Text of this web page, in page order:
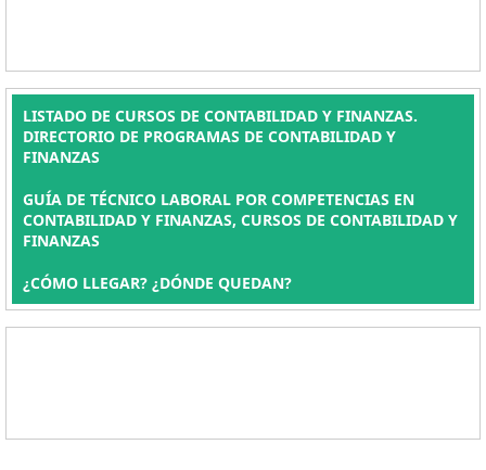
LISTADO DE CURSOS DE CONTABILIDAD Y FINANZAS.
DIRECTORIO DE PROGRAMAS DE CONTABILIDAD Y
FINANZAS
GUÍA DE TÉCNICO LABORAL POR COMPETENCIAS EN
CONTABILIDAD Y FINANZAS, CURSOS DE CONTABILIDAD Y
FINANZAS
¿CÓMO LLEGAR? ¿DÓNDE QUEDAN?